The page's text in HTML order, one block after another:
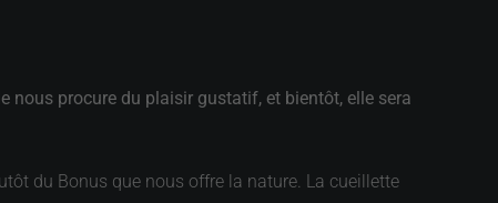
nous procure du plaisir gustatif, et bientôt, elle sera
du Bonus que nous offre la nature. La cueillette